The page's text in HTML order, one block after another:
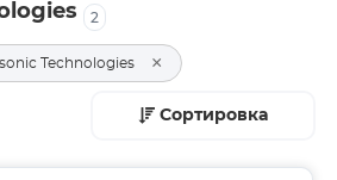
2
Technologies ×
Сортировка